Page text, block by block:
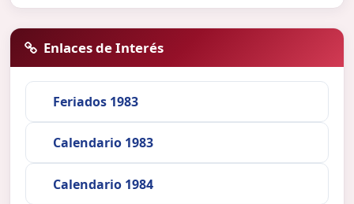
Enlaces de Interés
Feriados 1983
Calendario 1983
Calendario 1984